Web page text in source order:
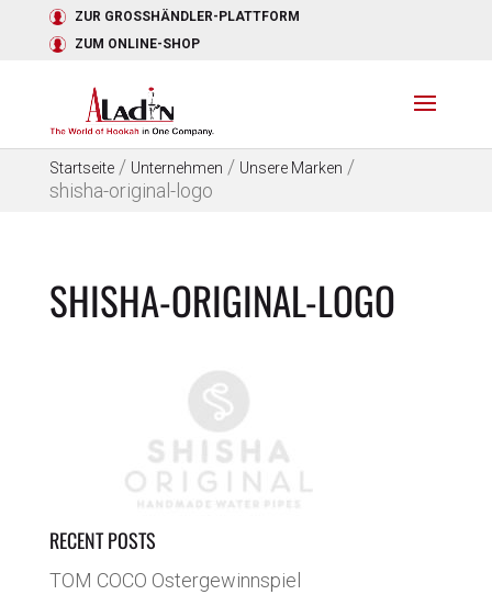
ZUR GROSSHÄNDLER-PLATTFORM
ZUM ONLINE-SHOP
Startseite/ Unternehmen / Unsere Marken /
shisha-original-logo
SHISHA-ORIGINAL-LOGO
RECENT POSTS
TOM COCO Ostergewinnspiel